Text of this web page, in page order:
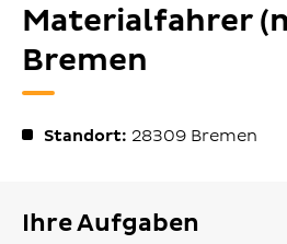
Materialfahrer
Bremen
Standort: 28309 Bremen
Ihre Aufgaben